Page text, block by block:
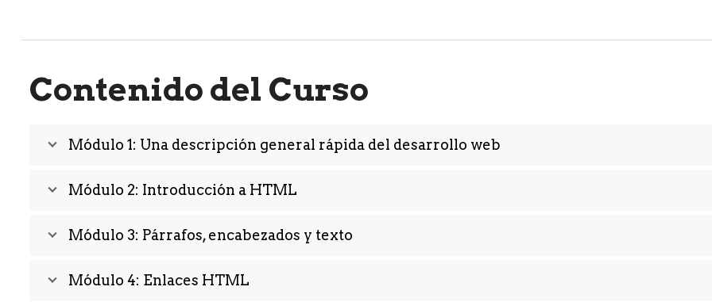
Contenido del Curso
Módulo 1: Una descripción general rápida del desarrollo web
Módulo 2: Introducción a HTML
Módulo 3: Párrafos, encabezados y texto
Módulo 4: Enlaces HTML